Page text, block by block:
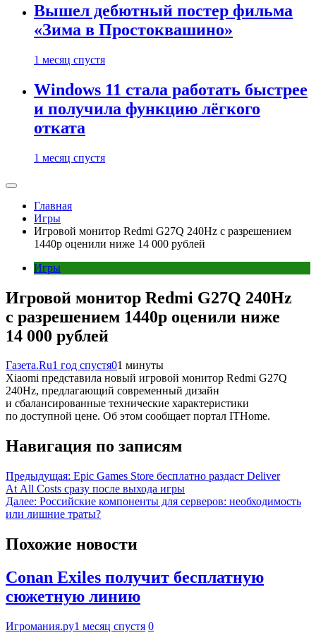
Вышел дебютный постер фильма
«Зима в Простоквашино»
1 месяц спустя
Windows 11 стала работать быстрее
и получила функцию лёгкого
отката
1 месяц спустя
Главная
Игры
Игровой монитор Redmi G27Q 240Hz с разрешением
1440p оценили ниже 14 000 рублей
Игры
Игровой монитор Redmi G27Q 240Hz
с разрешением 1440p оценили ниже
14 000 рублей
Газета.Ru1 год спустя01 минуты
Xiaomi представила новый игровой монитор Redmi G27Q
240Hz, предлагающий современный дизайн
и сбалансированные технические характеристики
по доступной цене. Об этом сообщает портал ITHome.
Навигация по записям
Предыдущая: Epic Games Store бесплатно раздаст Deliver
At All Costs сразу после выхода игры
Далее: Российские компоненты для серверов: необходимость
или лишние траты?
Похожие новости
Conan Exiles получит бесплатную
сюжетную линию
Игромания.ру1 месяц спустя 0